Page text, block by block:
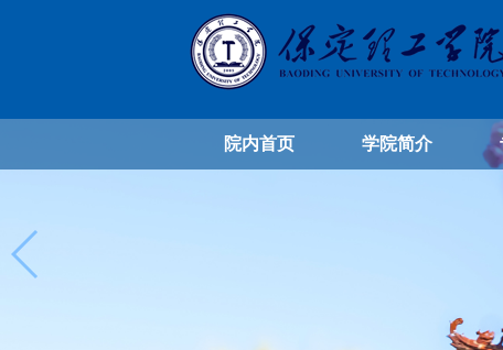
院内首页 学院简介